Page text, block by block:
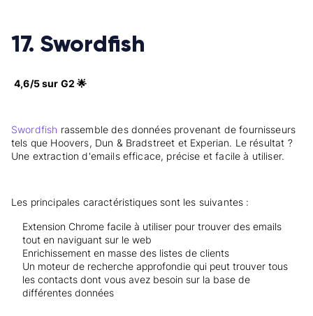
17. Swordfish
4,6/5 sur G2 🌟
Swordfish rassemble des données provenant de fournisseurs
tels que Hoovers, Dun & Bradstreet et Experian. Le résultat ?
Une extraction d'emails efficace, précise et facile à utiliser.
Les principales caractéristiques sont les suivantes :
Extension Chrome facile à utiliser pour trouver des emails
tout en naviguant sur le web
Enrichissement en masse des listes de clients
Un moteur de recherche approfondie qui peut trouver tous
les contacts dont vous avez besoin sur la base de
différentes données